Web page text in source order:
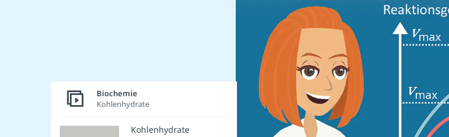
Biochemie
Kohlenhydrate
Kohlenhydrate